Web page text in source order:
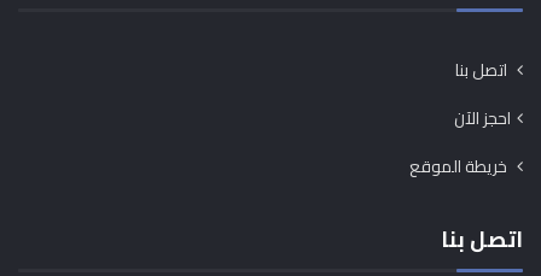
اتصل بنا
احجز الآن
خريطة الموقع
اتصل بنا